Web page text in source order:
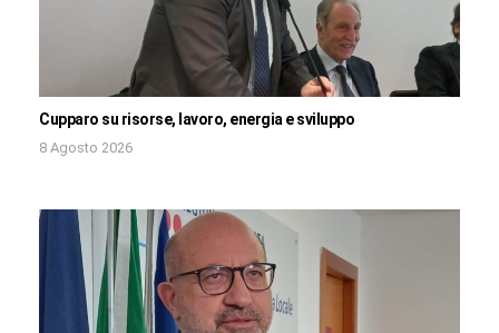
Cupparo su risorse, lavoro, energia e sviluppo
8 Agosto 2026